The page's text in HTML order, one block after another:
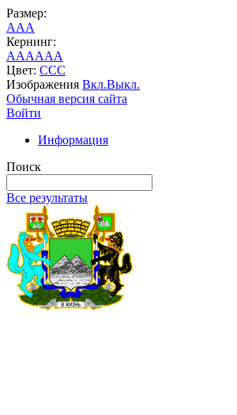
Размер:
AAA
Кернинг:
AAAAAA
Цвет: CCC
Изображения Вкл.Выкл.
Обычная версия сайта
Войти
Информация
Поиск
Все результаты